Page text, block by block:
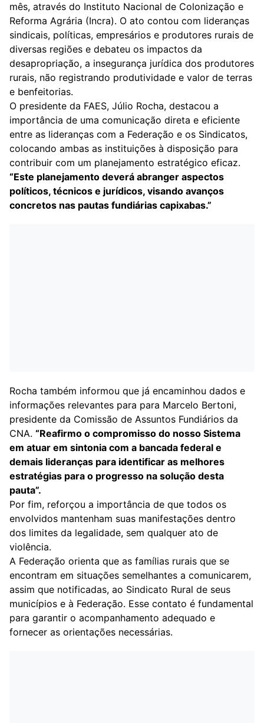
mês, através do Instituto Nacional de Colonização e
Reforma Agrária (Incra). O ato contou com lideranças
sindicais, políticas, empresários e produtores rurais de
diversas regiões e debateu os impactos da
desapropriação, a insegurança jurídica dos produtores
rurais, não registrando produtividade e valor de terras
e benfeitorias.
O presidente da FAES, Júlio Rocha, destacou a
importância de uma comunicação direta e eficiente
entre as lideranças com a Federação e os Sindicatos,
colocando ambas as instituições à disposição para
contribuir com um planejamento estratégico eficaz.
“Este planejamento deverá abranger aspectos
políticos, técnicos e jurídicos, visando avanços
concretos nas pautas fundiárias capixabas.”
Rocha também informou que já encaminhou dados e
informações relevantes para para Marcelo Bertoni,
presidente da Comissão de Assuntos Fundiários da
CNA. “Reafirmo o compromisso do nosso Sistema
em atuar em sintonia com a bancada federal e
demais lideranças para identificar as melhores
estratégias para o progresso na solução desta
pauta”.
Por fim, reforçou a importância de que todos os
envolvidos mantenham suas manifestações dentro
dos limites da legalidade, sem qualquer ato de
violência.
A Federação orienta que as famílias rurais que se
encontram em situações semelhantes a comunicarem,
assim que notificadas, ao Sindicato Rural de seus
municípios e à Federação. Esse contato é fundamental
para garantir o acompanhamento adequado e
fornecer as orientações necessárias.